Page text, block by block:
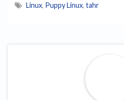
Linux, Puppy Linux, tahr